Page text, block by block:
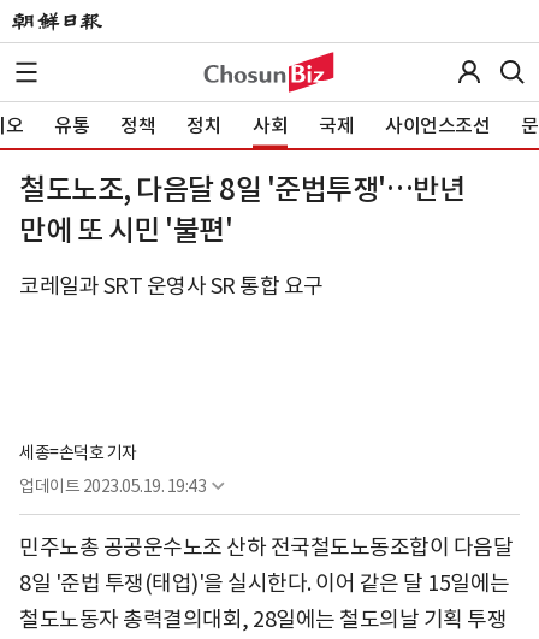
오 유통 정책 정치 사회 국제 사이언스조선
철도노조, 다음달 8일 '준법투쟁'…반년
만에 또 시민 '불편'
코레일과 SRT 운영사 SR 통합 요구
세종=손덕호 기자
업데이트 2023.05.19. 19:43
민주노총 공공운수노조 산하 전국철도노동조합이 다음달
8일 '준법 투쟁(태업)'을 실시한다. 이어 같은 달 15일에는
철도노동자 총력결의대회, 28일에는 철도의날 기획 투쟁